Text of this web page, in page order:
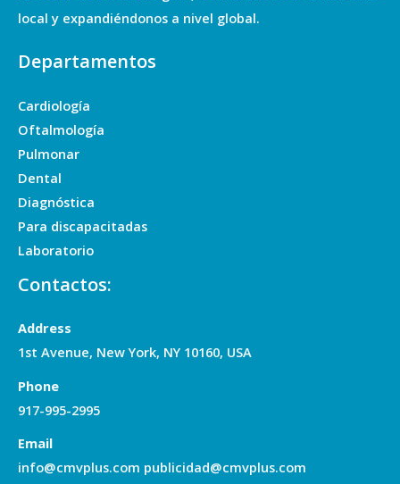
local y expandiéndonos a nivel global.
Departamentos
Cardiología
Oftalmología
Pulmonar
Dental
Diagnóstica
Para discapacitadas
Laboratorio
Contactos:
Address
1st Avenue, New York, NY 10160, USA
Phone
917-995-2995
Email
info@cmvplus.com publicidad@cmvplus.com